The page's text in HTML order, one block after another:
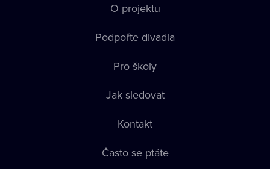
O projektu
Podpořte divadla
Pro školy
Jak sledovat
Kontakt
Často se ptáte